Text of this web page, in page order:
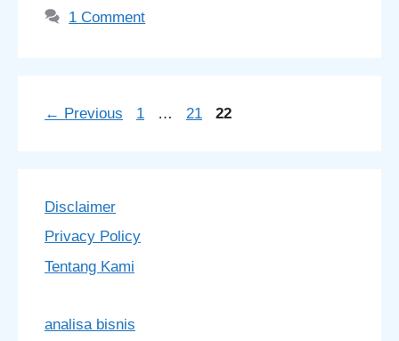
1 Comment
← Previous Page
1 … Page
21 Page
22
Disclaimer
Privacy Policy
Tentang Kami
analisa bisnis